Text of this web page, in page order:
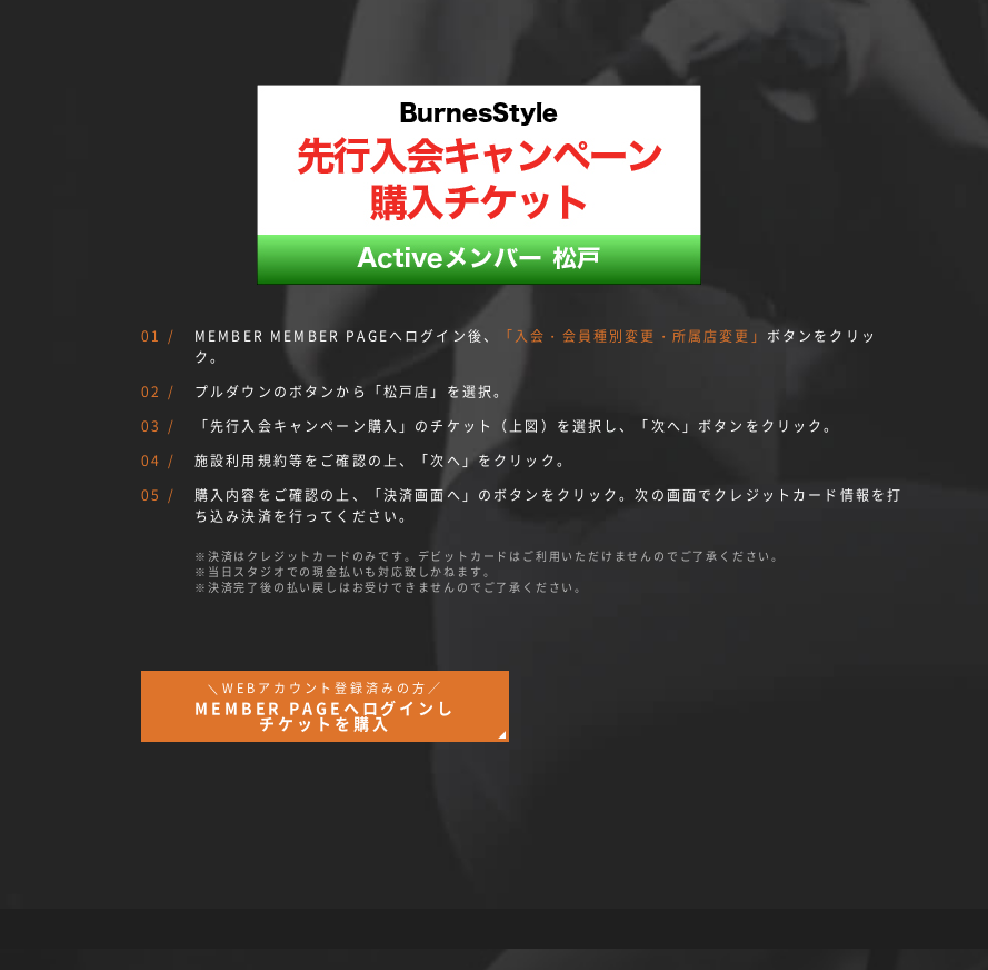
MEMBER MEMBER PAGEへログイン後、 「入会・会員種別変更・所属店変更」 ボタンをクリッ
ク。
プルダウンのボタンから「松戸店」を選択。
「先行入会キャンペーン購入」のチケット（上図）を選択し、「次へ」ボタンをクリック。
施設利用規約等をご確認の上、「次へ」をクリック。
購入内容をご確認の上、「決済画面へ」のボタンをクリック。次の画面でクレジットカード情報を打
ち込み決済を行ってください。
決済はクレジットカードのみです。デビットカードはご利用いただけませんのでご了承ください。
当日スタジオでの現金払いも対応致しかねます。
決済完了後の払い戻しはお受けできませんのでご了承ください。
＼WEBアカウント登録済みの方／
MEMBER PAGEへログインし
チケットを購入